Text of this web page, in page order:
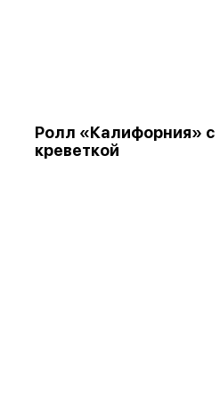
Ролл «Калифорния» с
креветкой